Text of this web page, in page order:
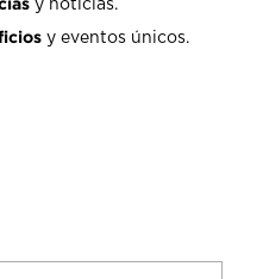
y noticias.
y eventos únicos.